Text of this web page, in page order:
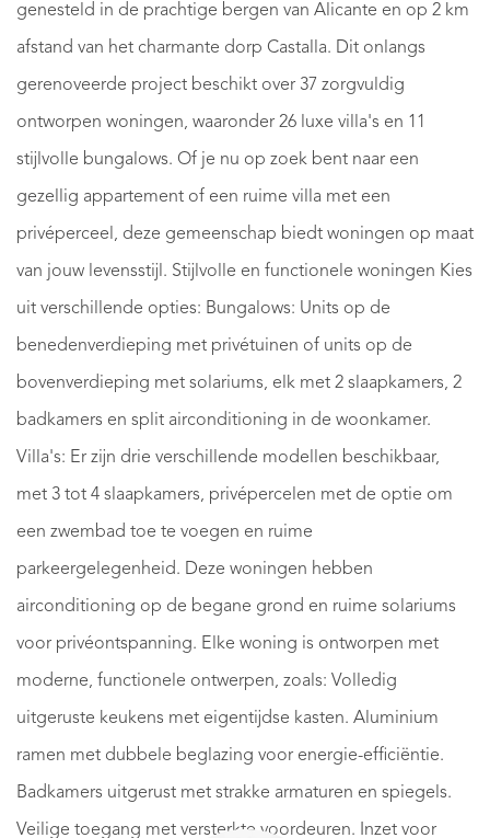
genesteld in de prachtige bergen van Alicante en op 2 km
afstand van het charmante dorp Castalla. Dit onlangs
gerenoveerde project beschikt over 37 zorgvuldig
ontworpen woningen, waaronder 26 luxe villa's en 11
stijlvolle bungalows. Of je nu op zoek bent naar een
gezellig appartement of een ruime villa met een
privéperceel, deze gemeenschap biedt woningen op maat
van jouw levensstijl. Stijlvolle en functionele woningen Kies
uit verschillende opties: Bungalows: Units op de
benedenverdieping met privétuinen of units op de
bovenverdieping met solariums, elk met 2 slaapkamers, 2
badkamers en split airconditioning in de woonkamer.
Villa's: Er zijn drie verschillende modellen beschikbaar,
met 3 tot 4 slaapkamers, privépercelen met de optie om
een zwembad toe te voegen en ruime
parkeergelegenheid. Deze woningen hebben
airconditioning op de begane grond en ruime solariums
voor privéontspanning. Elke woning is ontworpen met
moderne, functionele ontwerpen, zoals: Volledig
uitgeruste keukens met eigentijdse kasten. Aluminium
ramen met dubbele beglazing voor energie-efficiëntie.
Badkamers uitgerust met strakke armaturen en spiegels.
Veilige toegang met versterkte voordeuren. Inzet voor